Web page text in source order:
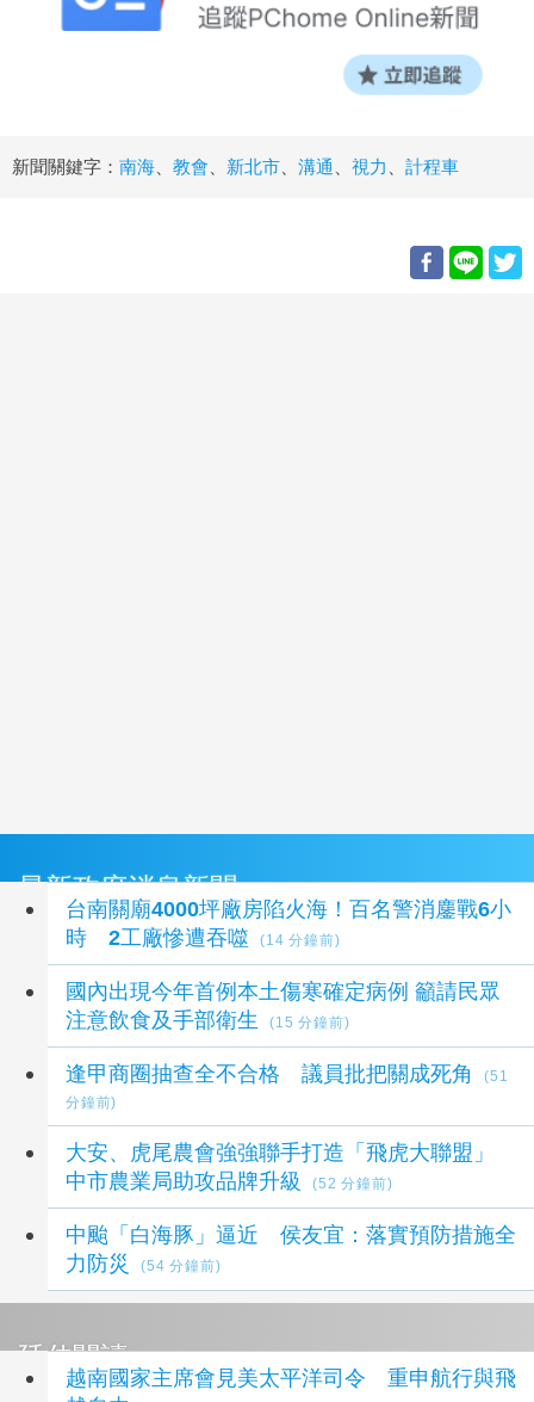
新聞關鍵字： 南海 教會 新北市 溝通 視力 計程車
最新政府消息新聞
台南關廟4000坪廠房陷火海！百名警消鏖戰6小
時 2工廠慘遭吞噬
(14 分鐘前)
國內出現今年首例本土傷寒確定病例 籲請民眾
注意飲食及手部衛生
(15 分鐘前)
逢甲商圈抽查全不合格 議員批把關成死角
(51
分鐘前)
大安、虎尾農會強強聯手打造「飛虎大聯盟」
中市農業局助攻品牌升級
(52 分鐘前)
中颱「白海豚」逼近 侯友宜：落實預防措施全
力防災
(54 分鐘前)
延伸閱讀
越南國家主席會見美太平洋司令 重申航行與飛